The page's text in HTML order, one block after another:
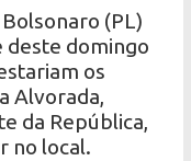
(PL)
deste domingo
os
Alvorada,
da República,
no local.